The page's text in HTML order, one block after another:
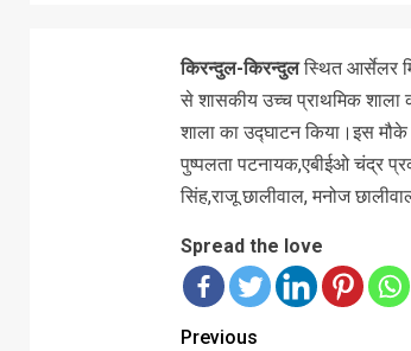
किरन्दुल-किरन्दुलस्थित आर्सेलर
से शासकीय उच्च प्राथमिक शाला
शाला का उद्घाटन किया।इस
पुष्पलता पटनायक,एबीईओ चंद्र
सिंह,राजू छालीवाल, मनोज
Spread the love
Previous